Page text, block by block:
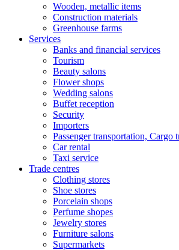
Wooden, metallic items
Construction materials
Greenhouse farms
Services
Banks and financial services
Tourism
Beauty salons
Flower shops
Wedding salons
Buffet reception
Security
Importers
Passenger transportation, Cargo
Car rental
Taxi service
Trade centres
Clothing stores
Shoe stores
Porcelain shops
Perfume shopes
Jewelry stores
Furniture salons
Supermarkets